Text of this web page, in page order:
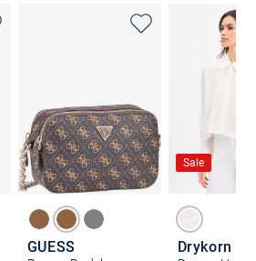
GUESS
Sale
Drykorn